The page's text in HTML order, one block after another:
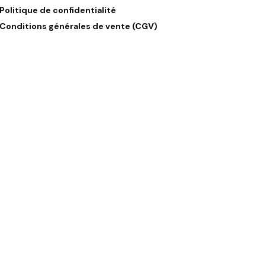
Politique de confidentialité
Conditions générales de vente (CGV)